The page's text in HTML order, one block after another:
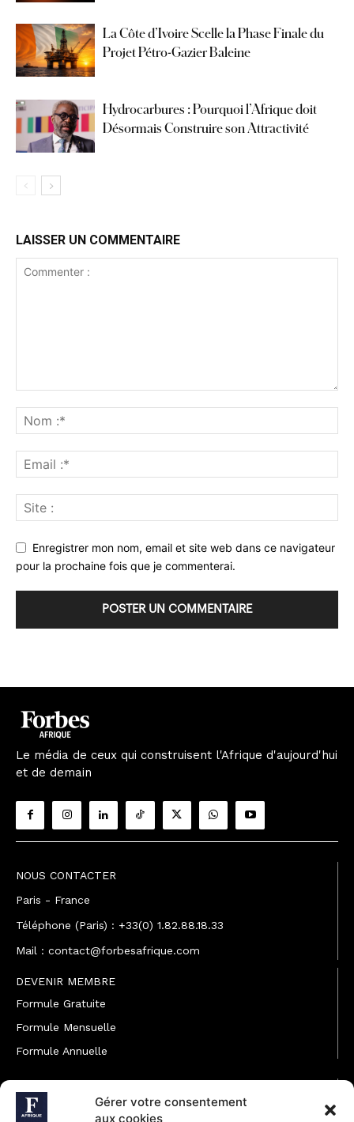
Gérer votre consentement
aux cookies
La Côte d’Ivoire Scelle la Phase Finale du
Projet Pétro-Gazier Baleine
Hydrocarbures : Pourquoi l’Afrique doit
Désormais Construire son Attractivité
LAISSER UN COMMENTAIRE
Enregistrer mon nom, email et site web dans ce navigateur
pour la prochaine fois que je commenterai.
Le média de ceux qui construisent l'Afrique d'aujourd'hui
et de demain
NOUS CONTACTER
Paris - France
Téléphone (Paris) : +33(0) 1.82.88.18.33
Mail : contact@forbesafrique.com
DEVENIR MEMBRE
Formule Gratuite
Formule Mensuelle
Formule Annuelle
JOINDRE L'ÉQUIPE
Rédaction